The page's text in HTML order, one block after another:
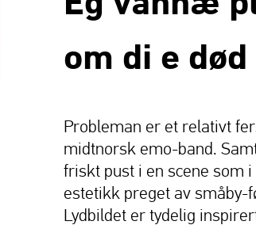
om di e død
Probleman er et relativt
midtnorsk emo-band.
friskt pust i en scene som
estetikk preget av småby-
Lydbildet er tydelig